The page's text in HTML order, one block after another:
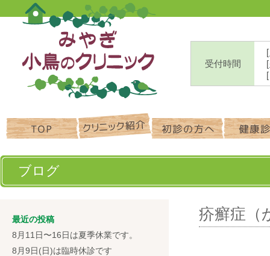
受付時間
ブログ
疥癬症
最近の投稿
8月11日〜16日は夏季休業です。
8月9日(日)は臨時休診です